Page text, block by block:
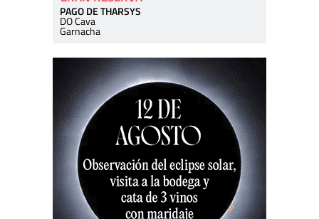
PAGO DE THARSYS
DO Cava
Garnacha